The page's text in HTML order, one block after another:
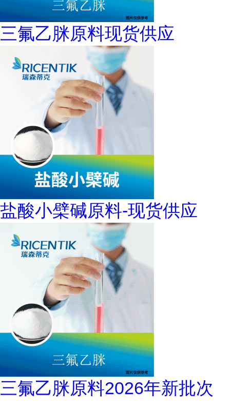
三氟乙脒原料现货供应
盐酸小檗碱原料-现货供应
三氟乙脒原料2026年新批次